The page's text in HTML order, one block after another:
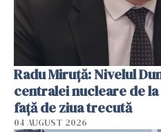
Radu Miruţă: Nivelul
centralei nucleare de
faţă de ziua trecută
04 AUGUST 2026